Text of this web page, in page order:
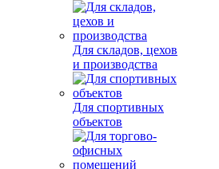
Для складов, цехов
и производства
Для спортивных
объектов